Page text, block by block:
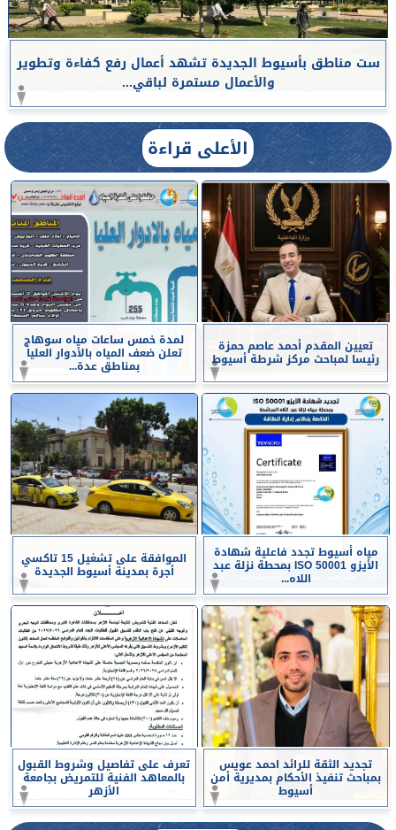
ست مناطق بأسيوط الجديدة تشهد أعمال رفع كفاءة وتطوير
والأعمال مستمرة لباقي...
الأعلى قراءة
تعيين المقدم أحمد عاصم حمزة
رئيسا لمباحث مركز شرطة أسيوط
لمدة خمس ساعات مياه سوهاج
تعلن ضعف المياه بالأدوار العليا
بمناطق عدة...
مياه أسيوط تجدد فاعلية شهادة
الأيزو ISO 50001 بمحطة نزلة عبد
اللاه...
الموافقة على تشغيل 15 تاكسي
أجرة بمدينة أسيوط الجديدة
تجديد الثقة للرائد احمد عويس
بمباحث تنفيذ الأحكام بمديرية أمن
أسيوط
تعرف على تفاصيل وشروط القبول
بالمعاهد الفنية للتمريض بجامعة
الأزهر